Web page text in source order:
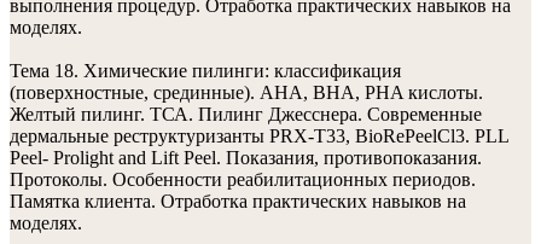
выполнения процедур. Отработка практических навыков на
моделях.
Тема 18. Химические пилинги: классификация
(поверхностные, срединные). АHA, ВHА, PHA кислоты.
Желтый пилинг. ТСА. Пилинг Джесснера. Современные
дермальные реструктуризанты PRX-T33, BioRePeelCl3. PLL
Peel- Prolight and Lift Peel. Показания, противопоказания.
Протоколы. Особенности реабилитационных периодов.
Памятка клиента. Отработка практических навыков на
моделях.